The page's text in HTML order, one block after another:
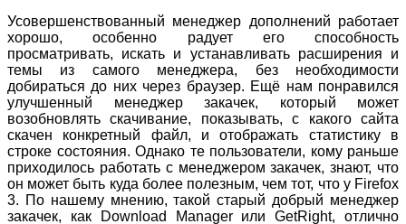
Усовершенствованный менеджер дополнений работает
хорошо, особенно радует его способность
просматривать, искать и устанавливать расширения и
темы из самого менеджера, без необходимости
добираться до них через браузер. Ещё нам понравился
улучшенный менеджер закачек, который может
возобновлять скачивание, показывать, с какого сайта
скачен конкретный файл, и отображать статистику в
строке состояния. Однако те пользователи, кому раньше
приходилось работать с менеджером закачек, знают, что
он может быть куда более полезным, чем тот, что у Firefox
3. По нашему мнению, такой старый добрый менеджер
закачек, как Download Manager или GetRight, отлично